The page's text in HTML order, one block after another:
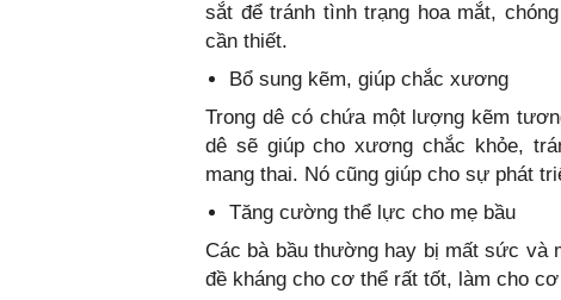
sắt để tránh tình trạng hoa mắt,
cần thiết.
Bổ sung kẽm, giúp chắc xương
Trong dê có chứa một lượng kẽm
dê sẽ giúp cho xương chắc khỏe,
mang thai. Nó cũng giúp cho sự phát
Tăng cường thể lực cho mẹ bầu
Các bà bầu thường hay bị mất sức và
đề kháng cho cơ thể rất tốt, làm cho